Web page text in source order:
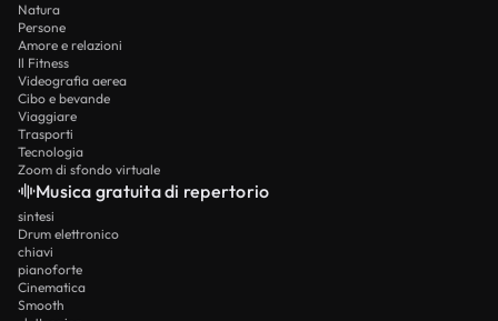
Natura
Persone
Amore e relazioni
Il Fitness
Videografia aerea
Cibo e bevande
Viaggiare
Trasporti
Tecnologia
Zoom di sfondo virtuale
Musica gratuita di repertorio
sintesi
Drum elettronico
chiavi
pianoforte
Cinematica
Smooth